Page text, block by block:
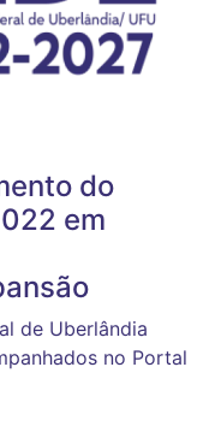
do
em
de Uberlândia
no Portal